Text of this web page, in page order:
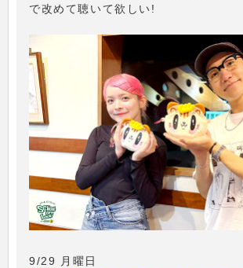
で改めて聴いて欲しい!
9/29 月曜日